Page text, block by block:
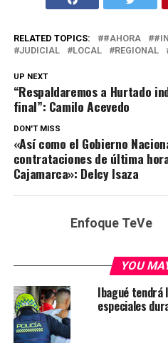
RELATED TOPICS: #AHORA
JUDICIAL
LOCAL REGIONAL
UP NEXT
“Respaldaremos a Hurtado
final”: Camilo Acevedo
DON'T MISS
«Así como el Gobierno
contrataciones de última
Cajamarca»: Delcy Isaza
Enfoque TeVe
YOU
Ibagué tendrá
especiales